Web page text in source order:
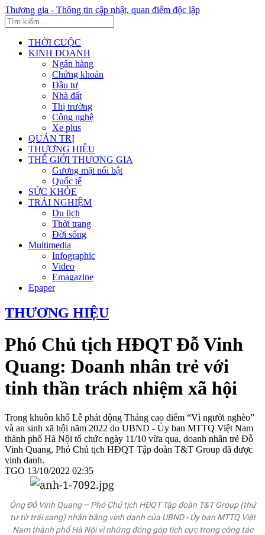
Thương gia - Thông tin cập nhật, quan điểm độc lập
THỜI CUỘC
KINH DOANH
Ngân hàng
Chứng khoán
Đầu tư
Nhà đất
Thị trường
Công nghệ
Xe plus
QUẢN TRỊ
THƯƠNG HIỆU
THẾ GIỚI THƯƠNG GIA
Gương mặt nổi bật
Quốc tế
SỨC KHỎE
TRẢI NGHIỆM
Du lịch
Thời trang
Đời sống
Multimedia
Infographic
Video
Emagazine
Epaper
THƯƠNG HIỆU
Phó Chủ tịch HĐQT Đỗ Vinh
Quang: Doanh nhân trẻ với
tinh thần trách nhiệm xã hội
Trong khuôn khổ Lễ phát động Tháng cao điểm “Vì người nghèo”
và an sinh xã hội năm 2022 do UBND - Ủy ban MTTQ Việt Nam
thành phố Hà Nội tổ chức ngày 11/10 vừa qua, doanh nhân trẻ Đỗ
Vinh Quang, Phó Chủ tịch HĐQT Tập đoàn T&T Group đã được
vinh danh.
TGO 13/10/2022 02:35
Ông Đỗ Vinh Quang – Phó Chủ tịch HĐQT Tập đoàn T&T Group (thứ
tư từ trái sang) nhận bằng vinh danh của UBND - Ủy ban MTTQ Việt
Nam thành phố Hà Nội vì những đóng góp tích cực trong công tác